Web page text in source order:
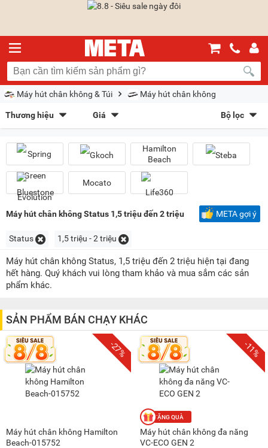
Máy hút chân không & Túi Máy hút chân không
Thương hiệu
Spring Green Evolution (9)
Bluestone
Mocato
Life360(1)
Giá
Sắp xếp theo
Bán chạy nhất Giá tăng dần Giá giảm dần Giảm giá
Mới nhất META gợi ý
Kiểu hiển thị
Chọn khoảng giá
200K - 500K (1)
500K - 1 triệu
1,5 triệu - 2 triệu (1)
2 triệu - 3 triệu
3 triệu - 5 triệu
15 triệu - 20 triệu
Bộ lọc
Hamilton
Beach
Mocato
Máy hút chân không Status 1,5 triệu đến 2 triệu META gợi ý
Status 1,5 triệu - 2 triệu
Máy hút chân không Status, 1,5 triệu đến 2 triệu hiện tại đang
hết hàng. Quý khách vui lòng tham khảo và mua sắm các sản
phẩm khác.
SẢN PHẨM BÁN CHẠY KHÁC
-27%
Máy hút chân không Hamilton
Beach-015752
-11%
Máy hút chân không đa năng
VC-ECO GEN 2